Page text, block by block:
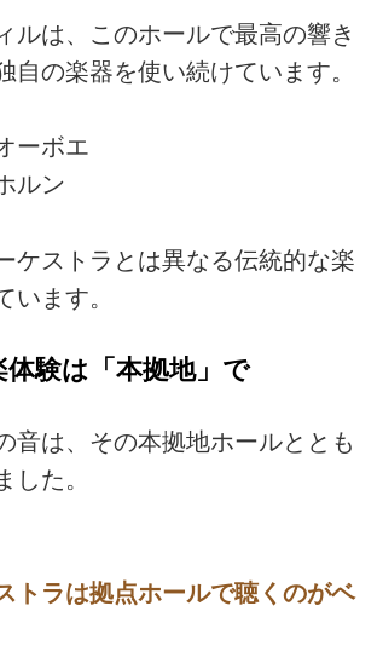
ルは、このホールで最高の響き
自の楽器を使い続けています。
ーボエ
ルン
ケストラとは異なる伝統的な楽
います。
験は「本拠地」で
音は、その本拠地ホールととも
した。
トラは拠点ホールで聴くのがベ